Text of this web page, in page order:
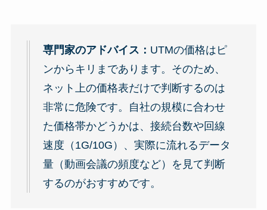
専門家のアドバイス： UTMの価格はピ
ンからキリまであります。そのため、
ネット上の価格表だけで判断するのは
非常に危険です。自社の規模に合わせ
た価格帯かどうかは、接続台数や回線
速度（1G/10G）、実際に流れるデータ
量（動画会議の頻度など）を見て判断
するのがおすすめです。